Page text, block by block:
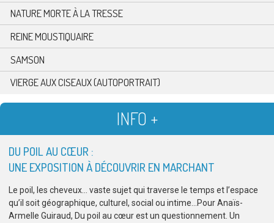
NATURE MORTE À LA TRESSE
REINE MOUSTIQUAIRE
SAMSON
VIERGE AUX CISEAUX (AUTOPORTRAIT)
INFO +
DU POIL AU CŒUR :
UNE EXPOSITION À DÉCOUVRIR EN MARCHANT
Le poil, les cheveux… vaste sujet qui traverse le temps et l’espace
qu’il soit géographique, culturel, social ou intime…Pour Anaïs-
Armelle Guiraud, Du poil au cœur est un questionnement. Un